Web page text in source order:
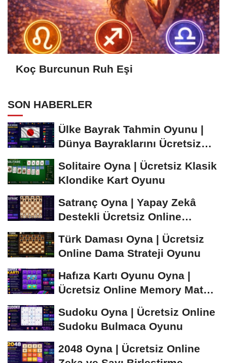
Koç Burcunun Ruh Eşi
SON HABERLER
Ülke Bayrak Tahmin Oyunu |
Dünya Bayraklarını Ücretsiz
Solitaire Oyna | Ücretsiz Klasik
Klondike Kart Oyunu
Satranç Oyna | Yapay Zekâ
Destekli Ücretsiz Online
Türk Daması Oyna | Ücretsiz
Online Dama Strateji Oyunu
Hafıza Kartı Oyunu Oyna |
Ücretsiz Online Memory Match
Sudoku Oyna | Ücretsiz Online
Sudoku Bulmaca Oyunu
2048 Oyna | Ücretsiz Online